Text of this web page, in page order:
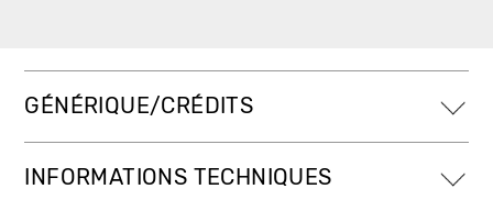
GÉNÉRIQUE/CRÉDITS
INFORMATIONS TECHNIQUES